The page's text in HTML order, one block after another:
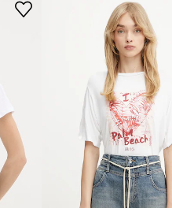
bazom za
daje majici moderan, opušten
printa daje originalnost i